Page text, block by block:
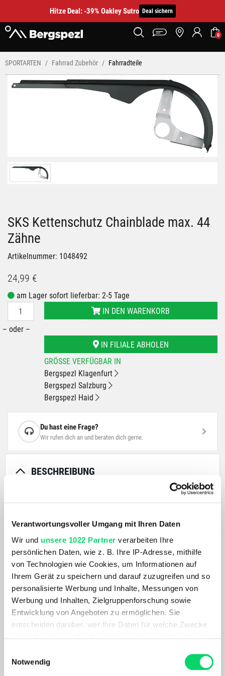
Verantwortungsvoller Umgang mit Ihren Daten
Wir und unsere 1022 Partner verarbeiten Ihre
persönlichen Daten, wie z. B. Ihre IP-Adresse, mithilfe
von Technologien wie Cookies, um Informationen auf
Ihrem Gerät zu speichern und darauf zuzugreifen und so
personalisierte Werbung und Inhalte, Messungen von
Werbung und Inhalten, Zielgruppenforschung sowie
Entwicklung von Angeboten zu ermöglichen. Sie
entscheiden darüber, wer Ihre Daten für welche Zwecke
Trigger Symbol ändern oder widerrufen
Notwendig
Hitze Deal: -39% Oakley Sutro Deal sichern
0
SPORTARTEN Fahrrad Zubehör Fahrradteile
SKS Kettenschutz Chainblade max. 44
Zähne
Artikelnummer: 1048492
24,99 €
am Lager sofort lieferbar: 2-5 Tage
IN DEN WARENKORB
– oder –
IN FILIALE ABHOLEN
GRÖSSE VERFÜGBAR IN
Bergspezl Klagenfurt
Bergspezl Salzburg
Bergspezl Haid
Du hast eine Frage?
Wir rufen dich an und beraten dich gerne.
BESCHREIBUNG
Das CHAINBLADE ist ein innovatives Kettenschutz-System.
der bewährten SKS Technologie ergibt einen
hervorragenden Kettenschutz. Das CHAINBLADE besticht
durch seine hohe Stabilität und das sehr geringe
Gewichtes. Das verstellbaren Profils ermöglicht maximale
Flexibilität. Narbenschaltung · Kettenschaltung (Nur für
Kurbelgarnituren mit Kettenschutzring)
PRODUKTDETAILS